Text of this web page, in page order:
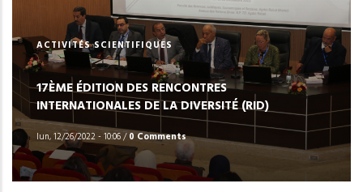
ACTIVITÉS SCIENTIFIQUES
17ÈME ÉDITION DES RENCONTRES
INTERNATIONALES DE LA DIVERSITÉ (RID)
lun, 12/26/2022 - 10:06/0 Comments